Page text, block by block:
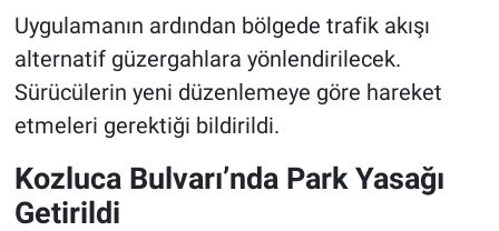
Uygulamanın ardından bölgede trafik akışı
alternatif güzergahlara yönlendirilecek.
Sürücülerin yeni düzenlemeye göre hareket
etmeleri gerektiği bildirildi.
Kozluca Bulvarı’nda Park Yasağı
Getirildi